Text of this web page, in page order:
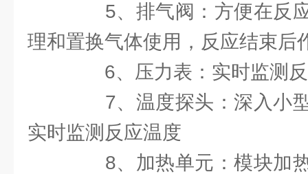
5、排气阀：方便在反应
理和置换气体使用，反应结束后
6、压力表：实时监测反
7、温度探头：深入小型
实时监测反应温度
8、加热单元：模块加热